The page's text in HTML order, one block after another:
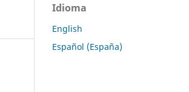
Idioma
English
Español (España)